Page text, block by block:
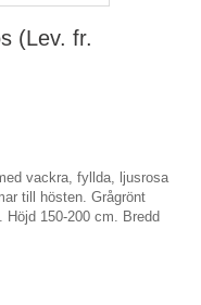
(Lev. fr.
vackra, fyllda, ljusrosa
till hösten. Grågrönt
Höjd 150-200 cm. Bredd